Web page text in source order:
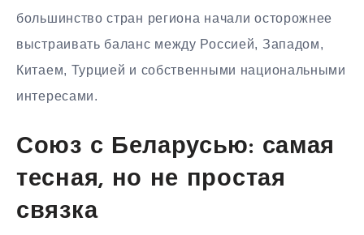
большинство стран региона начали осторожнее
выстраивать баланс между Россией, Западом,
Китаем, Турцией и собственными национальными
интересами.
Союз с Беларусью: самая
тесная, но не простая
связка